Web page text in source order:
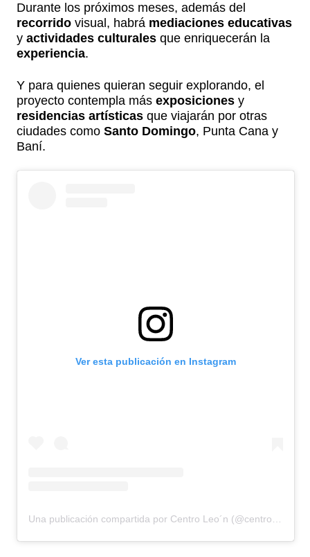
Durante los próximos meses, además del
recorrido visual, habrá mediaciones educativas
y actividades culturales que enriquecerán la
experiencia.
Y para quienes quieran seguir explorando, el
proyecto contempla más exposiciones y
residencias artísticas que viajarán por otras
ciudades como Santo Domingo, Punta Cana y
Baní.
Ver esta publicación en Instagram